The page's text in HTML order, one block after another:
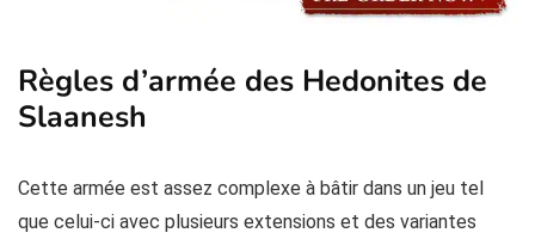
Règles d’armée des Hedonites de
Slaanesh
Cette armée est assez complexe à bâtir dans un jeu tel
que celui-ci avec plusieurs extensions et des variantes